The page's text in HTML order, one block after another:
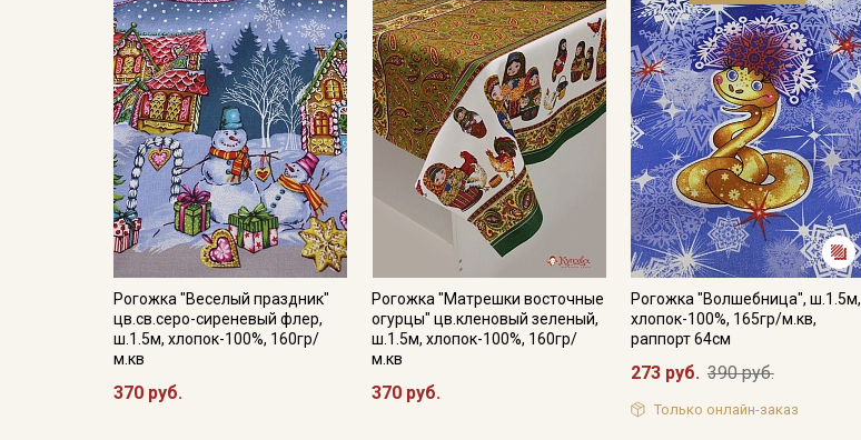
Рогожка "Веселый праздник"
цв.св.серо-сиреневый флер,
ш.1.5м, хлопок-100%, 160гр/
м.кв
370 руб.
Рогожка "Матрешки восточные
огурцы" цв.кленовый зеленый,
ш.1.5м, хлопок-100%, 160гр/
м.кв
370 руб.
Рогожка "Волшебница", ш.1.5м,
хлопок-100%, 165гр/м.кв,
раппорт 64см
273 руб. 390 руб.
Только онлайн-заказ